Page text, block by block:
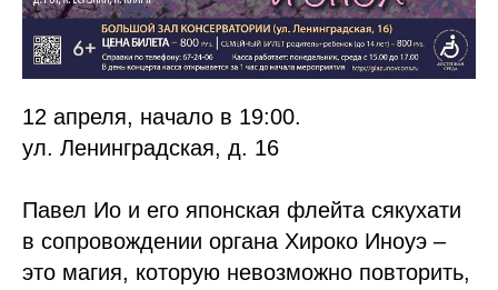
12 апреля, начало в 19:00.
ул. Ленинградская, д. 16
Павел Ио и его японская флейта сякухати
в сопровождении органа Хироко Иноуэ –
это магия, которую невозможно повторить,